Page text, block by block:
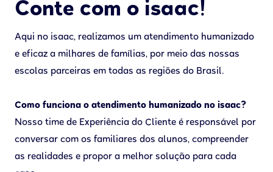
Conte com o isaac!
Aqui no isaac, realizamos um atendimento humanizado
e eficaz a milhares de famílias, por meio das nossas
escolas parceiras em todas as regiões do Brasil.
Como funciona o atendimento humanizado no isaac?
Nosso time de Experiência do Cliente é responsável por
conversar com os familiares dos alunos, compreender
as realidades e propor a melhor solução para cada